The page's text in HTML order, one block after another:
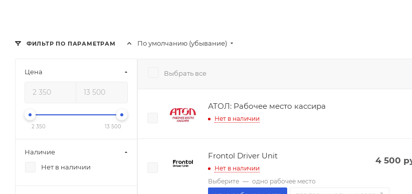
По умолчанию (убывание)
Выбрать все
АТОЛ: Рабочее место кассира
Нет в наличии
Frontol Driver Unit
Нет в наличии
4 500
Выберите — одно рабочее место
ФИЛЬТР ПО ПАРАМЕТРАМ
Цена
2 350 13 500
Наличие
Нет в наличии